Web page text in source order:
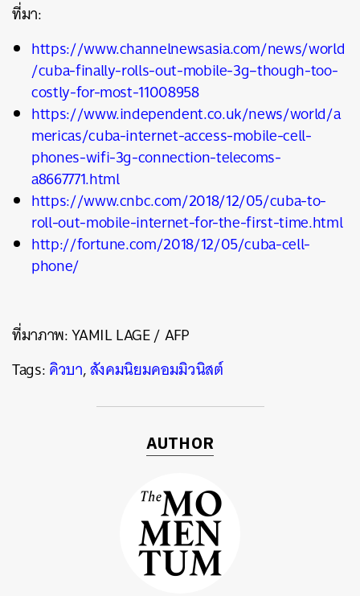
ที่มา:
https://www.channelnewsasia.com/news/world
/cuba-finally-rolls-out-mobile-3g–though-too-
costly-for-most-11008958
https://www.independent.co.uk/news/world/a
mericas/cuba-internet-access-mobile-cell-
phones-wifi-3g-connection-telecoms-
a8667771.html
https://www.cnbc.com/2018/12/05/cuba-to-
roll-out-mobile-internet-for-the-first-time.html
http://fortune.com/2018/12/05/cuba-cell-
phone/
ที่มาภาพ: YAMIL LAGE / AFP
Tags:คิวบา,สังคมนิยมคอมมิวนิสต์
AUTHOR